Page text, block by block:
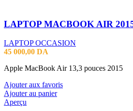
LAPTOP MACBOOK AIR
LAPTOP OCCASION
45 000,00 DA
Apple MacBook Air 13,3 pouces 2015
Ajouter aux favoris
Ajouter au panier
Aperçu